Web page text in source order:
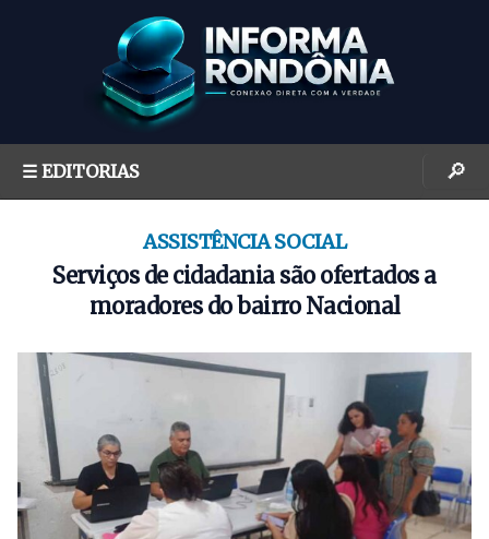
☰ EDITORIAS 🔎
ASSISTÊNCIA SOCIAL
Serviços de cidadania são ofertados a
moradores do bairro Nacional